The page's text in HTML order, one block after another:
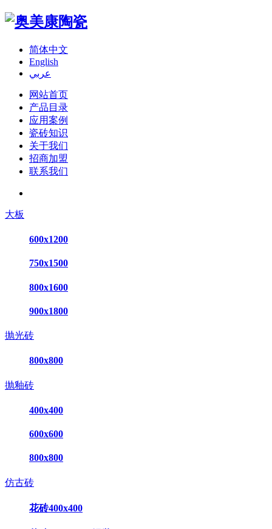
简体中文
English
عربي
网站首页
产品目录
应用案例
瓷砖知识
关于我们
招商加盟
联系我们
大板
600x1200
750x1500
800x1600
900x1800
抛光砖
800x800
抛釉砖
400x400
600x600
800x800
仿古砖
花砖400x400